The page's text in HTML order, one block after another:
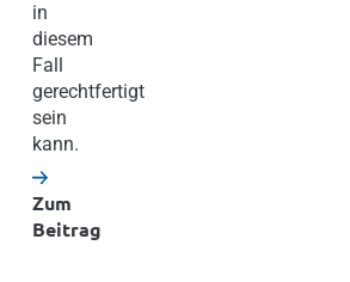
in
diesem
Fall
gerechtfertigt
sein
kann.
Zum
Beitrag